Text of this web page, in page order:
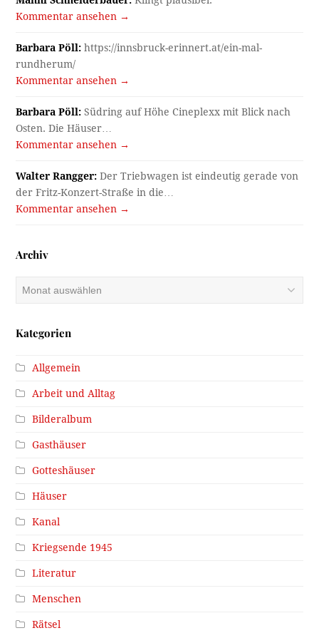
Kommentar ansehen →
Barbara Pöll: https://innsbruck-erinnert.at/ein-mal-
rundherum/
Kommentar ansehen →
Barbara Pöll: Südring auf Höhe Cineplexx mit Blick nach
Osten. Die Häuser…
Kommentar ansehen →
Walter Rangger: Der Triebwagen ist eindeutig gerade von
der Fritz-Konzert-Straße in die…
Kommentar ansehen →
Archiv
Kategorien
Allgemein
Arbeit und Alltag
Bilderalbum
Gasthäuser
Gotteshäuser
Häuser
Kanal
Kriegsende 1945
Literatur
Menschen
Rätsel